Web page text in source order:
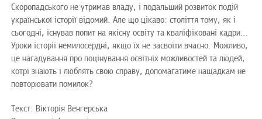
Скоропадського не утримав владу, і подальший розвиток подій
української історії відомий. Але що цікаво: століття тому, як і
сьогодні, існував попит на якісну освіту та кваліфіковані кадри…
Уроки історії немилосердні, якщо їх не засвоїти вчасно. Можливо,
це нагадування про поцінування освітніх можливостей та людей,
котрі знають і люблять свою справу, допомагатиме нащадкам не
повторювати помилок?
Текст: Вікторія Венгерська